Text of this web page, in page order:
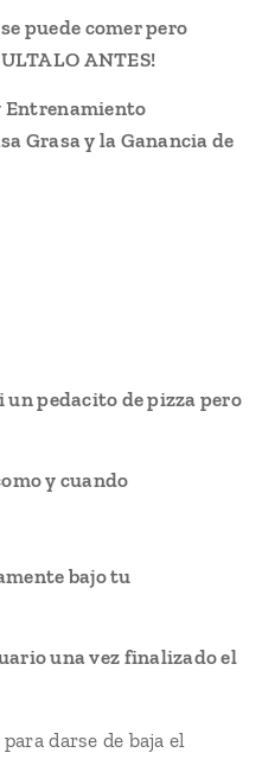
puede comer pero
ANTES!
Entrenamiento
Grasa y la Ganancia de
pedacito de pizza pero
y cuando
bajo tu
una vez finalizado el
darse de baja el